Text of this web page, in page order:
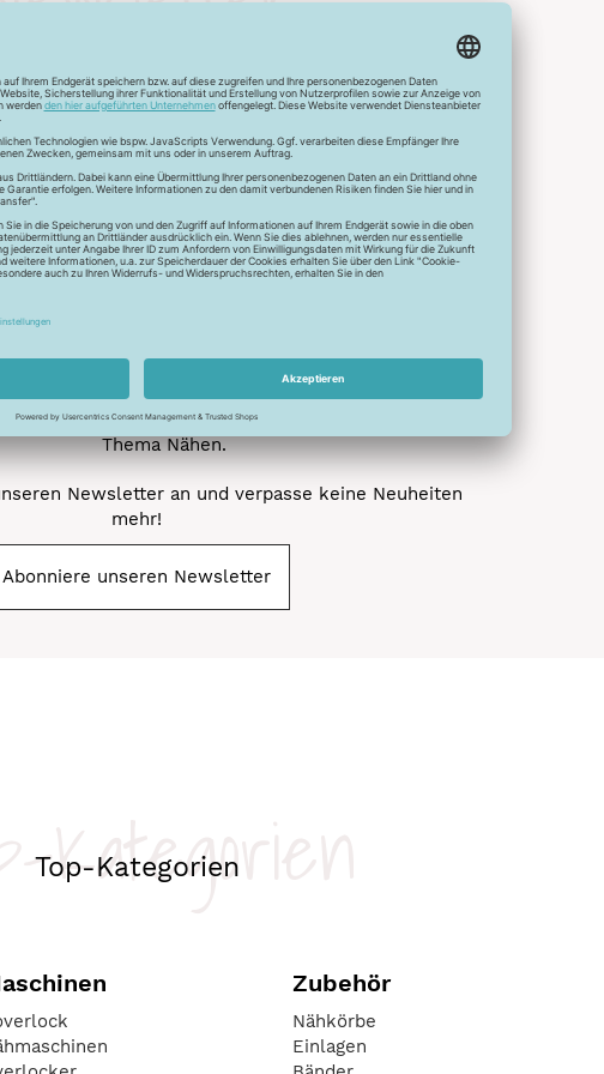
exklusiven Newsletter und profitiere von zahlreichen
Als Newsletter Abonnent erfährst du als erstes
von unseren Aktionen und Rabatten!
Wir informieren dich regelmäßig über die
der Saison. Plane mit uns deine neuen
Nähprojekte.
von unseren kreativen Ideen und Nähbeispielen
mit dir unsere DIY-Ideen und verraten dir die
Kein Event ohne dich! Denn du erfährst vor allen
von unseren geplanten Events.
dir deine Chance auf tolle Preise rund um das
Thema Nähen.
Newsletter an und verpasse keine Neuheiten
mehr!
Abonniere unseren Newsletter
Top-Kategorien
Kategorien
Zubehör
Nähkörbe
Einlagen